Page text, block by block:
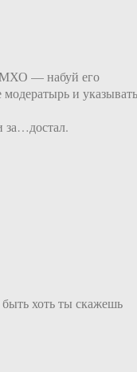
— набуй его
и указывать
за…достал.
хоть ты скажешь